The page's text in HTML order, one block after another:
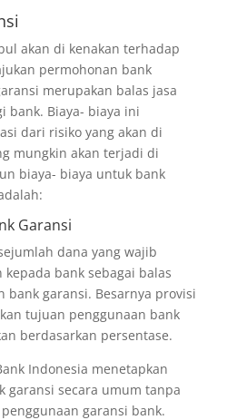
akan di kenakan terhadap
permohonan bank
merupakan balas jasa
bank. Biaya- biaya ini
dari risiko yang akan di
mungkin akan terjadi di
biaya- biaya untuk bank
Garansi
dana yang wajib
bank sebagai balas
bank garansi. Besarnya provisi
tujuan penggunaan bank
berdasarkan persentase.
Indonesia menetapkan
garansi secara umum tanpa
garansi bank.